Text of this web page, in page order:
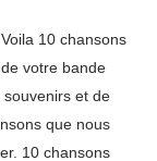
10 chansons
votre bande
et de
que nous
10 chansons